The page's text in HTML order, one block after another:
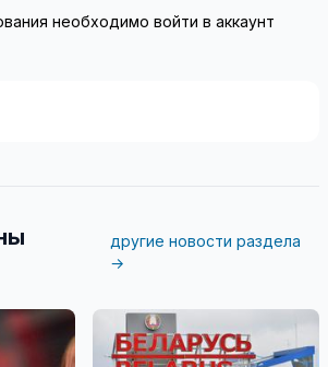
необходимо войти в аккаунт
другие новости раздела
→